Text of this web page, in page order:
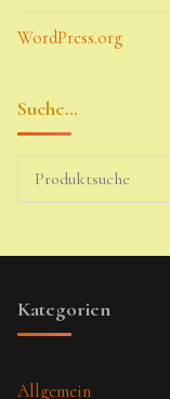
WordPress.org
Suche…
Kategorien
Allgemein